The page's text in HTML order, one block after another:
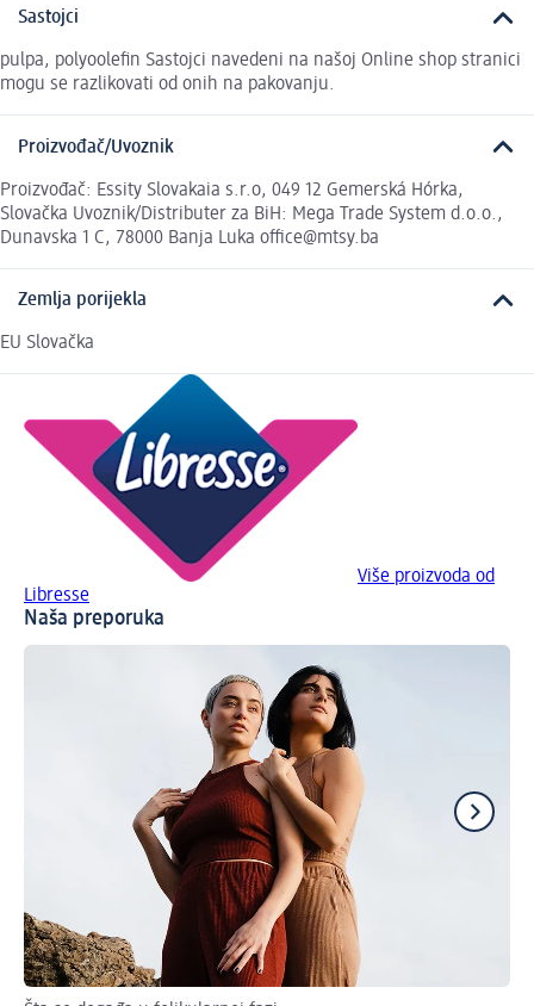
Sastojci
pulpa, polyoolefin Sastojci navedeni na našoj Online shop stranici
mogu se razlikovati od onih na pakovanju.
Proizvođač/Uvoznik
Proizvođač: Essity Slovakaia s.r.o, 049 12 Gemerská Hórka,
Slovačka Uvoznik/Distributer za BiH: Mega Trade System d.o.o.,
Dunavska 1 C, 78000 Banja Luka office@mtsy.ba
Zemlja porijekla
EU Slovačka
Više proizvoda od
Libresse
Naša preporuka